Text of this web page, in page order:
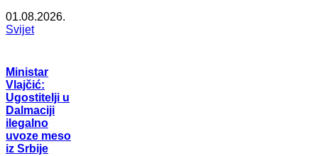
01.08.2026.
Svijet
Ministar
Vlajčić:
Ugostitelji u
Dalmaciji
ilegalno
uvoze meso
iz Srbije